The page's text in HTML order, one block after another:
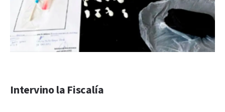
Intervino la Fiscalía